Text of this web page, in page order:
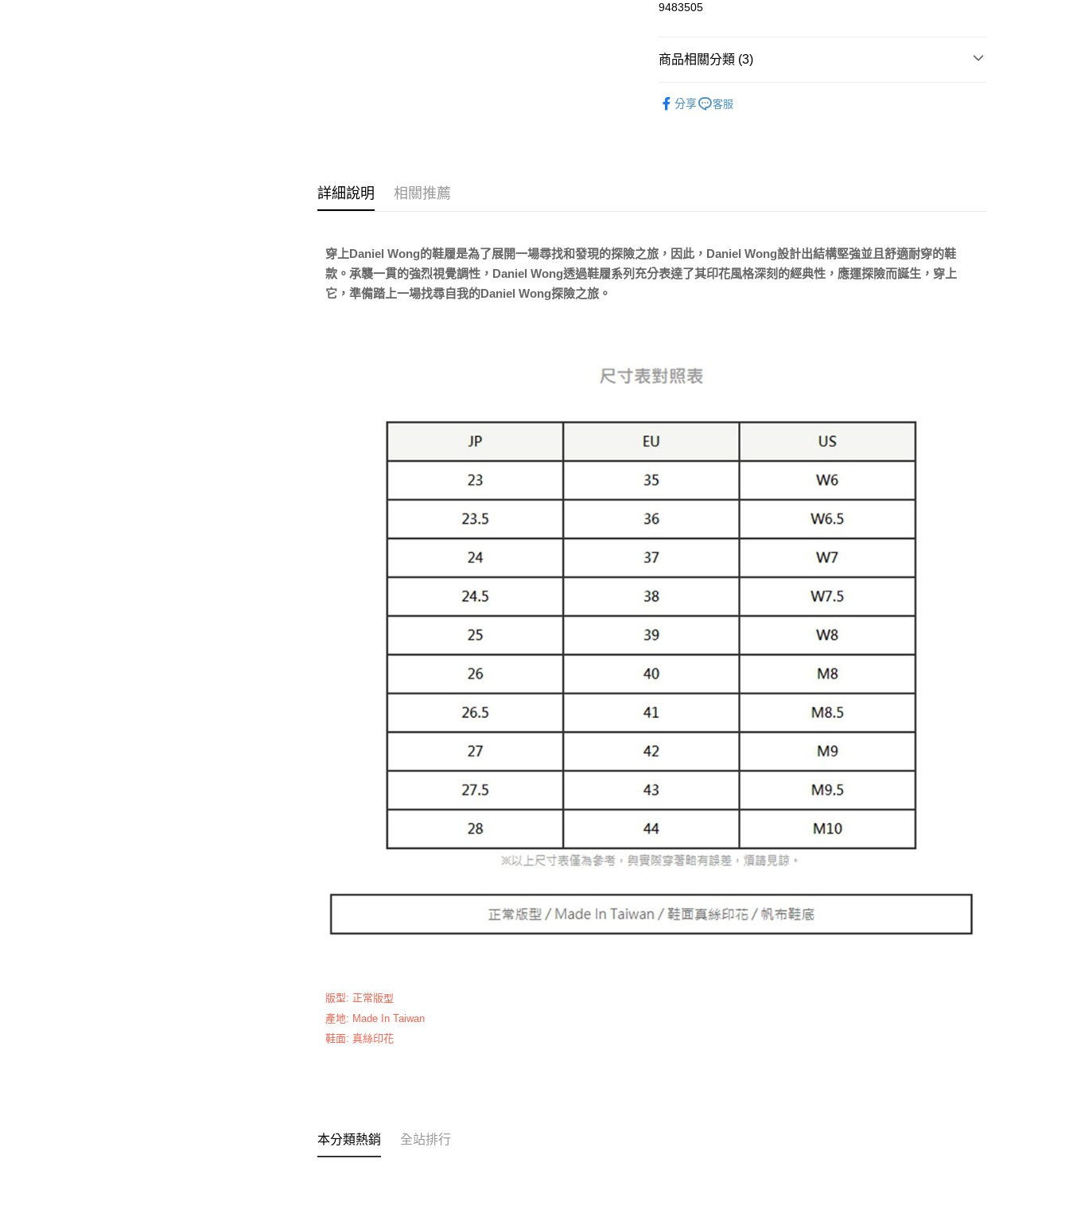
9483505
商品相關分類 (3)
分享 客服
詳細說明 相關推薦
穿上Daniel Wong的鞋履是為了展開一場尋找和發現的探險之旅，因此，Daniel Wong設計出結構堅強並且舒適耐穿的鞋
款。承襲一貫的強烈視覺調性，Daniel Wong透過鞋履系列充分表達了其印花風格深刻的經典性，應運探險而誕生，穿上
它，準備踏上一場找尋自我的Daniel Wong探險之旅。
版型: 正常版型
產地: Made In Taiwan
鞋面: 真絲印花
本分類熱銷 全站排行